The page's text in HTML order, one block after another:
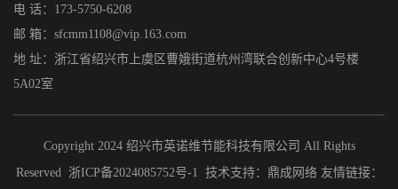
电 话：173-5750-6208
邮 箱：sfcmm1108@vip.163.com
地 址：浙江省绍兴市上虞区曹娥街道杭州湾联合创新中心4号楼
5A02室
Copyright 2024 绍兴市英诺维节能科技有限公司 All Rights
Reserved 浙ICP备2024085752号-1 技术支持： 鼎成网络友情链接：